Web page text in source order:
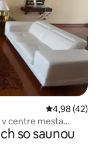
Priemerné
4,98 (42)
v centre mesta
so saunou